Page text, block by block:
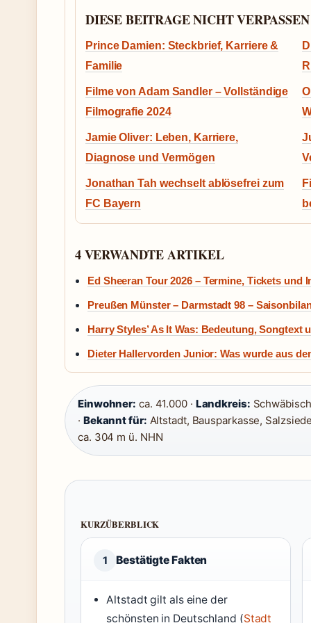
DIESE BEITRAGE NICHT VERPASSEN
Prince Damien: Steckbrief, Karriere &
Familie
Filme von Adam Sandler – Vollständige
Filmografie 2024
Jamie Oliver: Leben, Karriere,
Diagnose und Vermögen
Jonathan Tah wechselt ablösefrei zum
FC Bayern
4 VERWANDTE ARTIKEL
Ed Sheeran Tour 2026 – Termine, Tickets und
Preußen Münster – Darmstadt 98 –
Harry Styles’ As It Was: Bedeutung, Songtext
Dieter Hallervorden Junior: Was wurde aus
Einwohner: ca. 41.000 · Landkreis:
· Bekannt für: Altstadt, Bausparkasse,
ca. 304 m ü. NHN
KURZÜBERBLICK
1 Bestätigte Fakten
Altstadt gilt als eine der
schönsten in Deutschland (Stadt